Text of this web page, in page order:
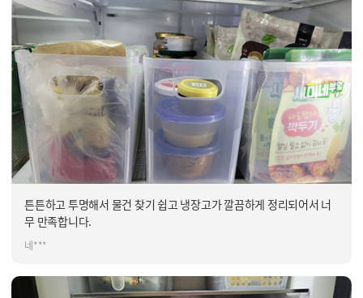
튼튼하고 투명해서 물건 찾기 쉽고 냉장고가 깔끔하게 정리되어서 너
무 만족합니다.
네***